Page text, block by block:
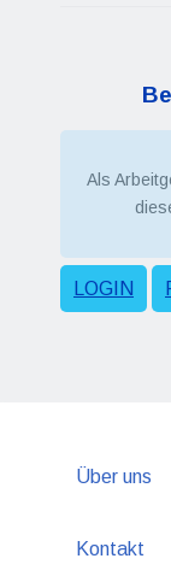
Als
LOGIN
Über uns
Kontakt